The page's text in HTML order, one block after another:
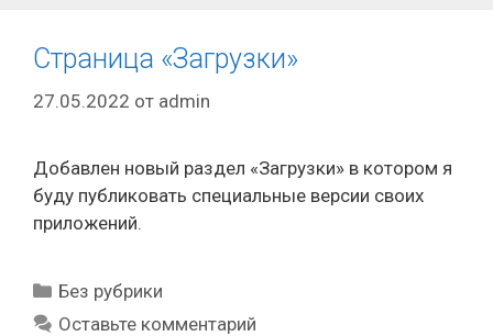
Страница «Загрузки»
27.05.2022 от admin
Добавлен новый раздел «Загрузки» в котором я
буду публиковать специальные версии своих
приложений.
Рубрики
Без рубрики
Оставьте комментарий